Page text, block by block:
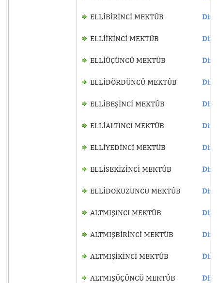
ELLİBİRİNCİ MEKTÛB
ELLİİKİNCİ MEKTÛB
ELLİÜÇÜNCÜ MEKTÛB
ELLİDÖRDÜNCÜ MEKTÛB
ELLİBEŞİNCİ MEKTÛB
ELLİALTINCI MEKTÛB
ELLİYEDİNCİ MEKTÛB
ELLİSEKİZİNCİ MEKTÛB
ELLİDOKUZUNCU MEKTÛB
ALTMIŞINCI MEKTÛB
ALTMIŞBİRİNCİ MEKTÛB
ALTMIŞİKİNCİ MEKTÛB
ALTMIŞÜÇÜNCÜ MEKTÛB